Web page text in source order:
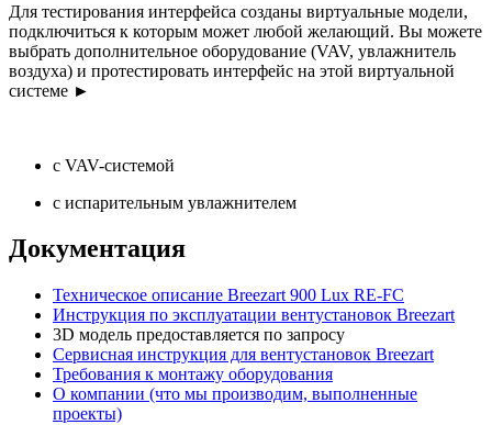
Для тестирования интерфейса созданы виртуальные модели,
подключиться к которым может любой желающий. Вы можете
выбрать дополнительное оборудование (VAV, увлажнитель
воздуха) и протестировать интерфейс на этой виртуальной
системе ►
с VAV-системой
с испарительным увлажнителем
Документация
Техническое описание Breezart 900 Lux RE-FC
Инструкция по эксплуатации вентустановок Breezart
3D модель предоставляется по запросу
Сервисная инструкция для вентустановок Breezart
Требования к монтажу оборудования
О компании (что мы производим, выполненные
проекты)